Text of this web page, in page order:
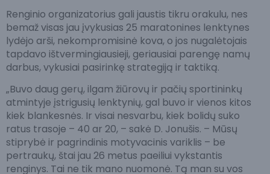
Renginio organizatorius gali jaustis tikru orakulu, nes
bemaž visas jau įvykusias 25 maratonines lenktynes
lydėjo arši, nekompromisinė kova, o jos nugalėtojais
tapdavo ištvermingiausieji, geriausiai parengę namų
darbus, vykusiai pasirinkę strategiją ir taktiką.
„Buvo daug gerų, ilgam žiūrovų ir pačių sportininkų
atmintyje įstrigusių lenktynių, gal buvo ir vienos kitos
kiek blankesnės. Ir visai nesvarbu, kiek bolidų suko
ratus trasoje – 40 ar 20, – sakė D. Jonušis. – Mūsų
stiprybė ir pagrindinis motyvacinis variklis – be
pertraukų, štai jau 26 metus paeiliui vykstantis
renginys. Tai ne tik mano nuomonė. Tą man su vos